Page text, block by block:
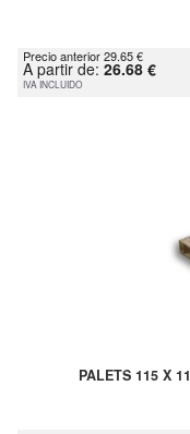
Precio anterior 29.65 €
A partir de: 26.68 €
IVA INCLUIDO
PALETS 115 X